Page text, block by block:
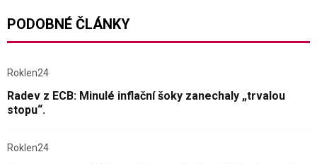
PODOBNÉ ČLÁNKY
Roklen24
Radev z ECB: Minulé inflační šoky zanechaly „trvalou
stopu“.
Roklen24